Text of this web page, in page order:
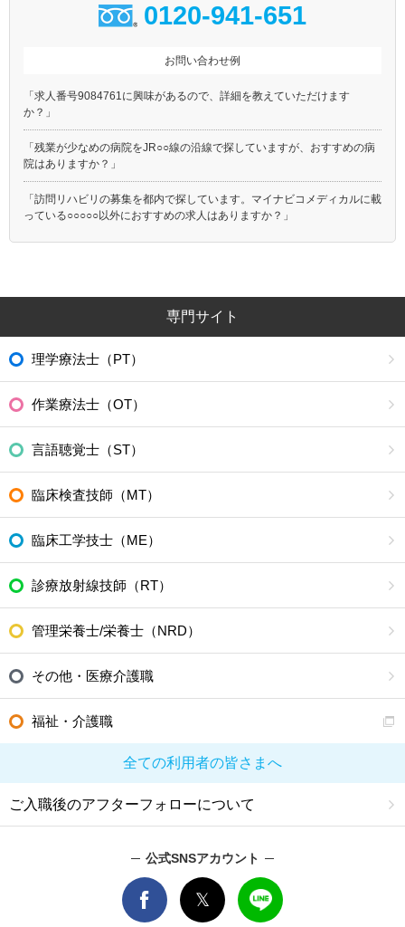
0120-941-651
お問い合わせ例
「求人番号9084761に興味があるので、詳細を教えていただけます
か？」
「残業が少なめの病院をJR○○線の沿線で探していますが、おすすめの病
院はありますか？」
「訪問リハビリの募集を都内で探しています。マイナビコメディカルに載
っている○○○○○以外におすすめの求人はありますか？」
専門サイト
理学療法士（PT）
作業療法士（OT）
言語聴覚士（ST）
臨床検査技師（MT）
臨床工学技士（ME）
診療放射線技師（RT）
管理栄養士/栄養士（NRD）
その他・医療介護職
福祉・介護職
全ての利用者の皆さまへ
ご入職後のアフターフォローについて
公式SNSアカウント